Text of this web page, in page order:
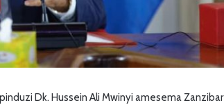
Dk. Hussein Ali Mwinyi amesema Zanzibar